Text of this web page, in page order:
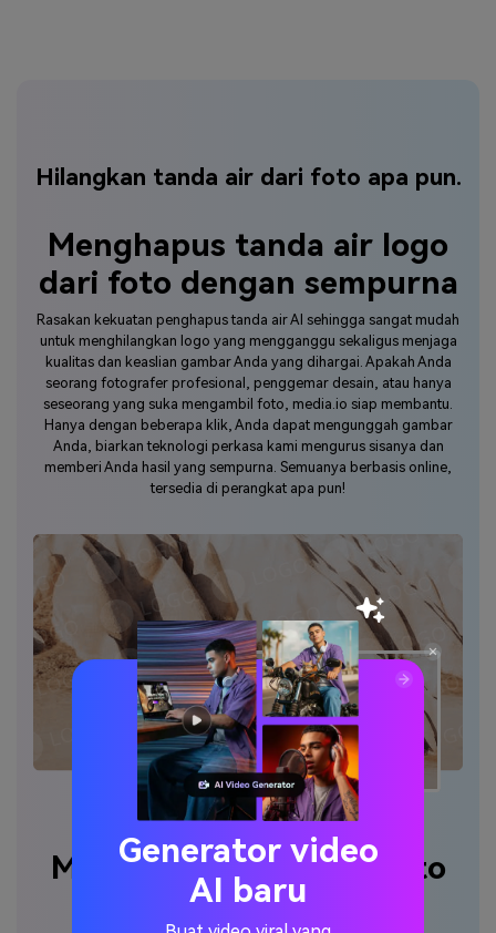
Hilangkan tanda air dari foto apa pun.
Menghapus tanda air logo
dari foto dengan sempurna
Rasakan kekuatan penghapus tanda air AI sehingga sangat mudah
untuk menghilangkan logo yang mengganggu sekaligus menjaga
kualitas dan keaslian gambar Anda yang dihargai. Apakah Anda
seorang fotografer profesional, penggemar desain, atau hanya
seseorang yang suka mengambil foto, media.io siap membantu.
Hanya dengan beberapa klik, Anda dapat mengunggah gambar
Anda, biarkan teknologi perkasa kami mengurus sisanya dan
memberi Anda hasil yang sempurna. Semuanya berbasis online,
tersedia di perangkat apa pun!
Menghapus teks dari foto
tanpa kabur
Generator video
AI baru